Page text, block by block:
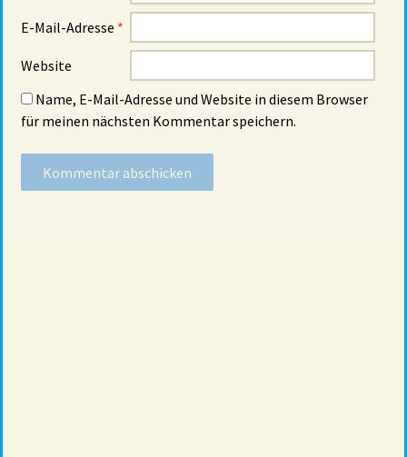
E-Mail-Adresse *
Website
Name, E-Mail-Adresse und Website in diesem Browser
für meinen nächsten Kommentar speichern.